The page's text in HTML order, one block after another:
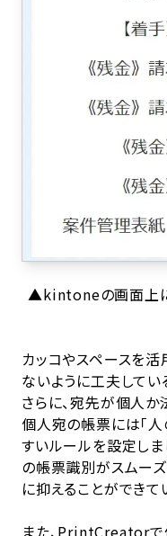
▲kintoneの画面上
カッコやスペースを
ないように工夫してい
さらに、宛先が個人か
個人宛の帳票には「人
すいルールを設定しま
の帳票識別がスムー
に抑えることができて
また、PrintCreatorで